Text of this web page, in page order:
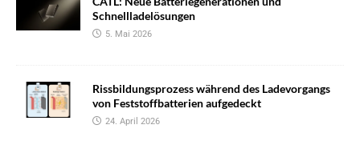
Schnellladelösungen
5. Mai 2026
Rissbildungsprozess während des Ladevorgangs
von Feststoffbatterien aufgedeckt
24. April 2026